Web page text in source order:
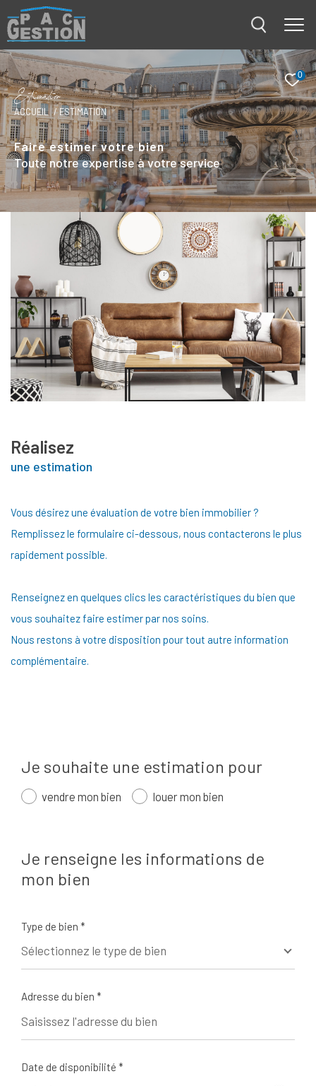
0
Esimaio
ACCUEIL ESTIMATION
Faire estimer votre bien
Toute notre expertise à votre service
Réalisez
une estimation
Vous désirez une évaluation de votre bien immobilier ?
Remplissez le formulaire ci-dessous, nous contacterons le plus
rapidement possible.
Renseignez en quelques clics les caractéristiques du bien que
vous souhaitez faire estimer par nos soins.
Nous restons à votre disposition pour tout autre information
complémentaire.
Je souhaite une estimation pour
vendre mon bien louer mon bien
Je renseigne les informations de
mon bien
Type de bien *
Sélectionnez le type de bien
Adresse du bien *
Date de disponibilité *